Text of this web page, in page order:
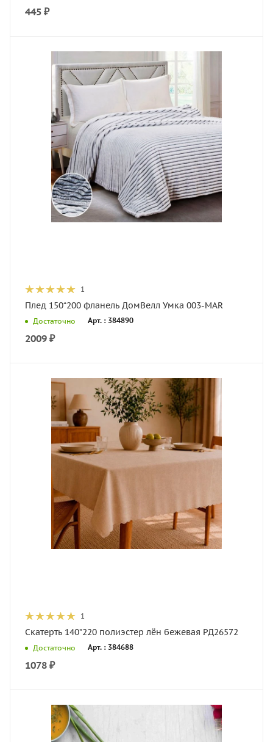
445 ₽
1
Плед 150*200 фланель ДомВелл Умка 003-MAR
Достаточно Арт. : 384890
2009 ₽
1
Скатерть 140*220 полиэстер лён бежевая РД26572
Достаточно Арт. : 384688
1078 ₽